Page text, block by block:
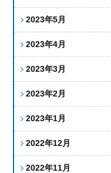
2023年5月
2023年4月
2023年3月
2023年2月
2023年1月
2022年12月
2022年11月